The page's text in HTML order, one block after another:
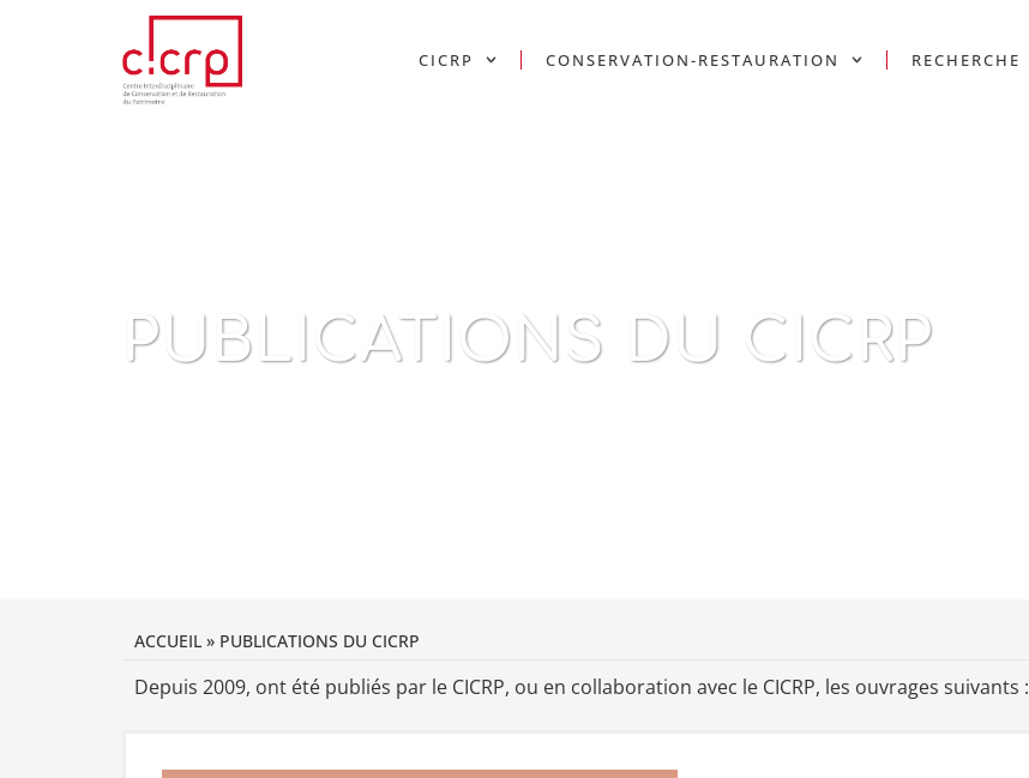
CICRP CONSERVATION-RESTAURATION RECHERCHE
PUBLICATIONS DU CICRP
ACCUEIL » PUBLICATIONS DU CICRP
Depuis 2009, ont été publiés par le CICRP, ou en collaboration avec le CICRP, les ouvrages suivants :